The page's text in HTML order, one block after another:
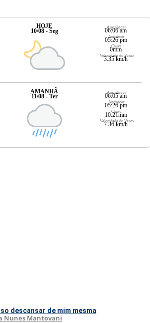
HOJE
10/08 - Seg
Amanhecer
06:06 am
Anoitecer
05:26 pm
Chuva
0mm
Velocidade do Vento
3.35 km/h
AMANHÃ
11/08 - Ter
Amanhecer
06:05 am
Anoitecer
05:26 pm
Chuva
10.21mm
Velocidade do Vento
7.36 km/h
descansar de mim mesma
Nunes Mantovani